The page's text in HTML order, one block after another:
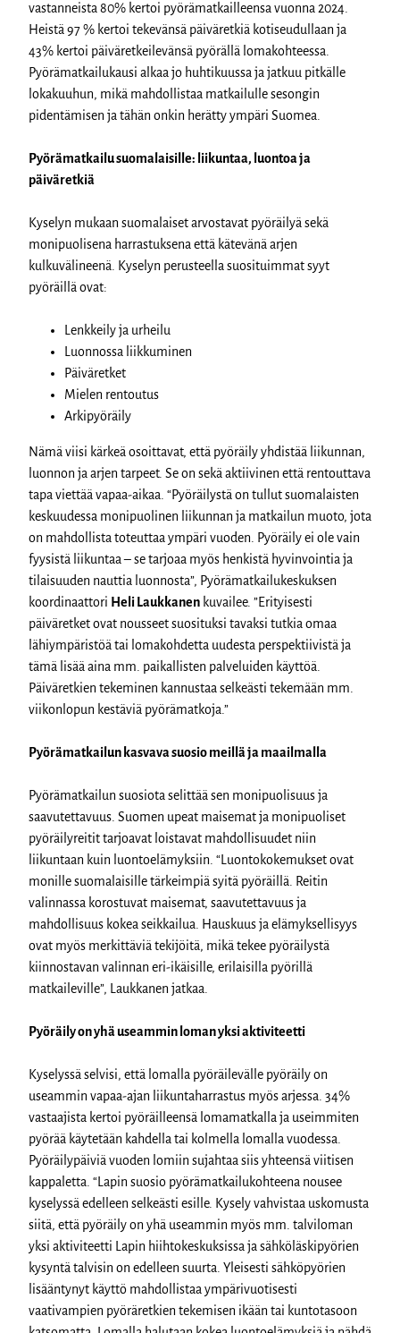
vastanneista 80% kertoi pyörämatkailleensa vuonna 2024.
Heistä 97 % kertoi tekevänsä päiväretkiä kotiseudullaan ja
43% kertoi päiväretkeilevänsä pyörällä lomakohteessa.
Pyörämatkailukausi alkaa jo huhtikuussa ja jatkuu pitkälle
lokakuuhun, mikä mahdollistaa matkailulle sesongin
pidentämisen ja tähän onkin herätty ympäri Suomea.
Pyörämatkailu suomalaisille: liikuntaa, luontoa ja
päiväretkiä
Kyselyn mukaan suomalaiset arvostavat pyöräilyä sekä
monipuolisena harrastuksena että kätevänä arjen
kulkuvälineenä. Kyselyn perusteella suosituimmat syyt
pyöräillä ovat:
Lenkkeily ja urheilu
Luonnossa liikkuminen
Päiväretket
Mielen rentoutus
Arkipyöräily
Nämä viisi kärkeä osoittavat, että pyöräily yhdistää liikunnan,
luonnon ja arjen tarpeet. Se on sekä aktiivinen että rentouttava
tapa viettää vapaa-aikaa. “Pyöräilystä on tullut suomalaisten
keskuudessa monipuolinen liikunnan ja matkailun muoto, jota
on mahdollista toteuttaa ympäri vuoden. Pyöräily ei ole vain
fyysistä liikuntaa – se tarjoaa myös henkistä hyvinvointia ja
tilaisuuden nauttia luonnosta”, Pyörämatkailukeskuksen
koordinaattori Heli Laukkanen kuvailee. ”Erityisesti
päiväretket ovat nousseet suosituksi tavaksi tutkia omaa
lähiympäristöä tai lomakohdetta uudesta perspektiivistä ja
tämä lisää aina mm. paikallisten palveluiden käyttöä.
Päiväretkien tekeminen kannustaa selkeästi tekemään mm.
viikonlopun kestäviä pyörämatkoja.”
Pyörämatkailun kasvava suosio meillä ja maailmalla
Pyörämatkailun suosiota selittää sen monipuolisuus ja
saavutettavuus. Suomen upeat maisemat ja monipuoliset
pyöräilyreitit tarjoavat loistavat mahdollisuudet niin
liikuntaan kuin luontoelämyksiin. “Luontokokemukset ovat
monille suomalaisille tärkeimpiä syitä pyöräillä. Reitin
valinnassa korostuvat maisemat, saavutettavuus ja
mahdollisuus kokea seikkailua. Hauskuus ja elämyksellisyys
ovat myös merkittäviä tekijöitä, mikä tekee pyöräilystä
kiinnostavan valinnan eri-ikäisille, erilaisilla pyörillä
matkaileville”, Laukkanen jatkaa.
Pyöräily on yhä useammin loman yksi aktiviteetti
Kyselyssä selvisi, että lomalla pyöräilevälle pyöräily on
useammin vapaa-ajan liikuntaharrastus myös arjessa. 34%
vastaajista kertoi pyöräilleensä lomamatkalla ja useimmiten
pyörää käytetään kahdella tai kolmella lomalla vuodessa.
Pyöräilypäiviä vuoden lomiin sujahtaa siis yhteensä viitisen
kappaletta. “Lapin suosio pyörämatkailukohteena nousee
kyselyssä edelleen selkeästi esille. Kysely vahvistaa uskomusta
siitä, että pyöräily on yhä useammin myös mm. talviloman
yksi aktiviteetti Lapin hiihtokeskuksissa ja sähköläskipyörien
kysyntä talvisin on edelleen suurta. Yleisesti sähköpyörien
lisääntynyt käyttö mahdollistaa ympärivuotisesti
vaativampien pyöräretkien tekemisen ikään tai kuntotasoon